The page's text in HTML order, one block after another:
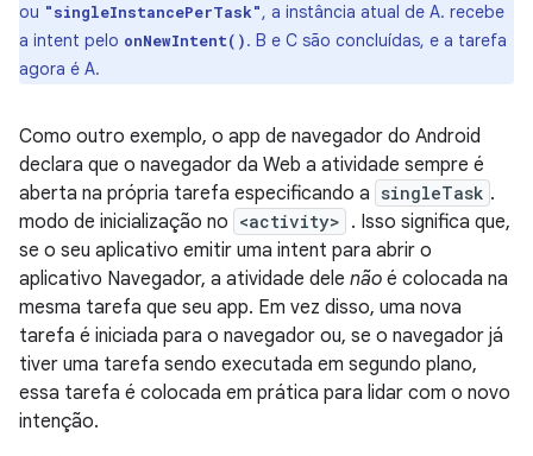
ou "singleInstancePerTask", a instância atual de A. recebe
a intent pelo onNewIntent(). B e C são concluídas, e a tarefa
agora é A.
Como outro exemplo, o app de navegador do Android
declara que o navegador da Web a atividade sempre é
aberta na própria tarefa especificando a singleTask .
modo de inicialização no <activity> . Isso significa que,
se o seu aplicativo emitir uma intent para abrir o
aplicativo Navegador, a atividade dele não é colocada na
mesma tarefa que seu app. Em vez disso, uma nova
tarefa é iniciada para o navegador ou, se o navegador já
tiver uma tarefa sendo executada em segundo plano,
essa tarefa é colocada em prática para lidar com o novo
intenção.